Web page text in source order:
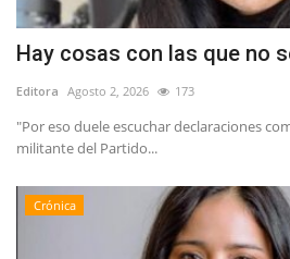
Política
Espectáculos
Hay cosas con las que no
Editora Agosto 2, 2026 173
"Por eso duele escuchar declaraciones
militante del Partido...
Crónica